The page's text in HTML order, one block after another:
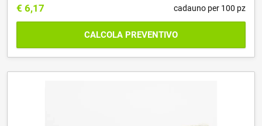
€ 6,17 cadauno per 100 pz
CALCOLA PREVENTIVO